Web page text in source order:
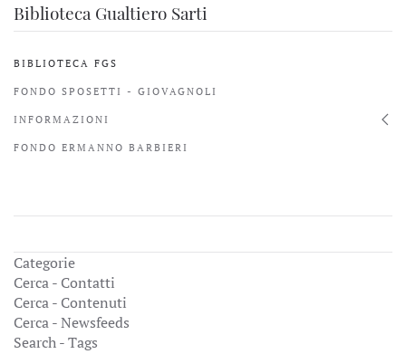
Biblioteca Gualtiero Sarti
BIBLIOTECA FGS
FONDO SPOSETTI - GIOVAGNOLI
INFORMAZIONI
FONDO ERMANNO BARBIERI
Categorie
Cerca - Contatti
Cerca - Contenuti
Cerca - Newsfeeds
Search - Tags